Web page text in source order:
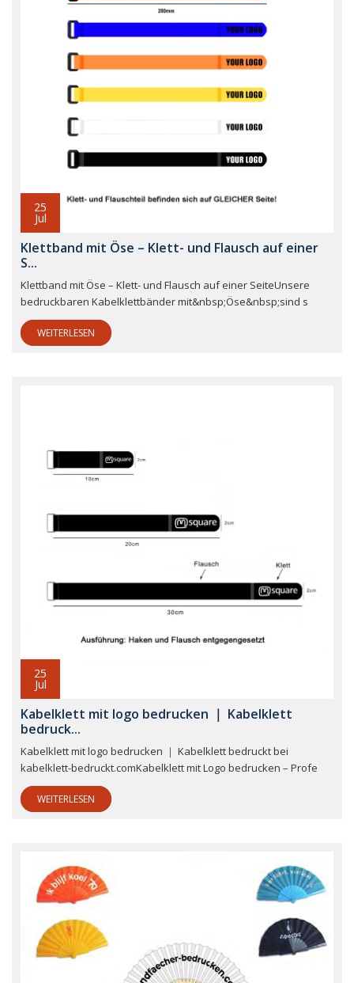
25
Jul
Klettband mit Öse – Klett- und Flausch auf einer
S...
Klettband mit Öse – Klett- und Flausch auf einer SeiteUnsere
bedruckbaren Kabelklettbänder mit&nbsp;Öse&nbsp;sind s
WEITERLESEN
25
Jul
Kabelklett mit logo bedrucken ｜ Kabelklett
bedruck...
Kabelklett mit logo bedrucken ｜ Kabelklett bedruckt bei
kabelklett-bedruckt.comKabelklett mit Logo bedrucken – Profe
WEITERLESEN